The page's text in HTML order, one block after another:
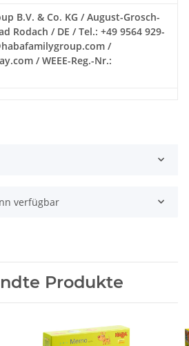
B.V. & Co. KG / August-Grosch-
Rodach / DE / Tel.: +49 9564 929-
/
/ WEEE-Reg.-Nr.:
verfügbar
Produkte